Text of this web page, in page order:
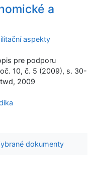
a
aspekty
pre podporu
10, č. 5 (2009), s. 30-
2009
dokumenty